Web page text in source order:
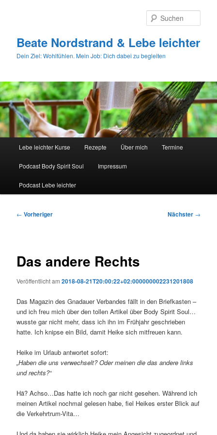
Beate Nordstrand & Lebe leichter
Dein Ziel: Wohlfühlen. Mein Job: Dich dabei zu begleiten
Lebe leichter Kurse Rezepte Über mich Termine
Podcast Body Spirit Soul Impressum
Podcast Lebe leichter
Beitragsnavigation
← Vorheriger Nächster →
Das andere Rechts
Veröffentlicht am2018-08-21T20:00:22+02:000000002231201808
Das Magazin des Gnadauer Verbandes fällt in den Briefkasten –
und ich freu mich über den tollen Artikel über Body Spirit Soul…
wusste gar nicht mehr, dass ich ihn im Frühjahr geschrieben
hatte. Ich knipse ein Bild, damit Heike sich mitfreuen kann.
Heike im Urlaub antwortet sofort:
„Haben die uns verwechselt? Oder meinen die das andere links
und rechts?“
Hä? Achso…Das hatte ich noch gar nicht gesehen. Während ich
meinen Artikel nochmal gelesen habe, fiel Heikes erster Blick auf
die Verkehrtrum-Vita…